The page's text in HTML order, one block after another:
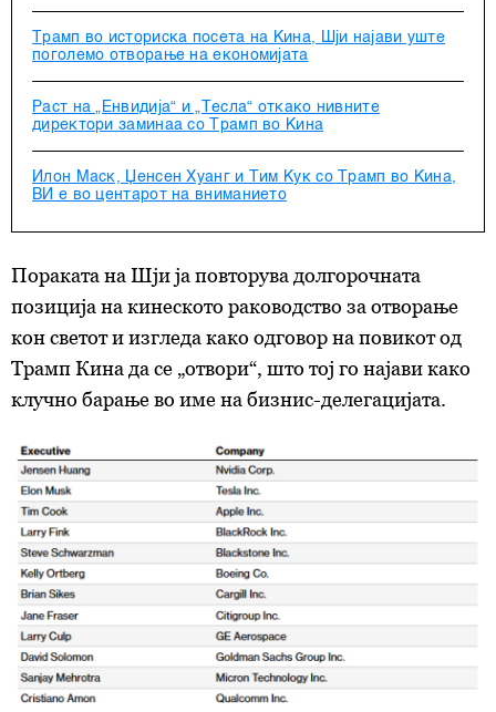
Трамп во историска посета на Кина, Шји најави уште
поголемо отворање на економијата
Раст на „Енвидија“ и „Тесла“ откако нивните
директори заминаа со Трамп во Кина
Илон Маск, Џенсен Хуанг и Тим Кук со Трамп во Кина,
ВИ е во центарот на вниманието
Пораката на Шји ја повторува долгорочната
позиција на кинеското раководство за отворање
кон светот и изгледа како одговор на повикот од
Трамп Кина да се „отвори“, што тој го најави како
клучно барање во име на бизнис-делегацијата.